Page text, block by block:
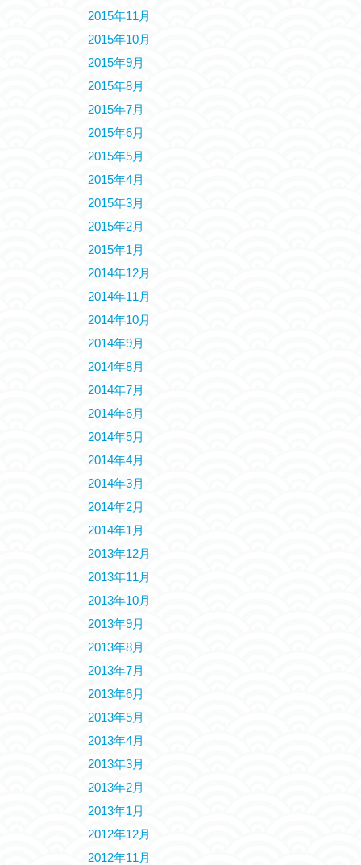
2015年11月
2015年10月
2015年9月
2015年8月
2015年7月
2015年6月
2015年5月
2015年4月
2015年3月
2015年2月
2015年1月
2014年12月
2014年11月
2014年10月
2014年9月
2014年8月
2014年7月
2014年6月
2014年5月
2014年4月
2014年3月
2014年2月
2014年1月
2013年12月
2013年11月
2013年10月
2013年9月
2013年8月
2013年7月
2013年6月
2013年5月
2013年4月
2013年3月
2013年2月
2013年1月
2012年12月
2012年11月